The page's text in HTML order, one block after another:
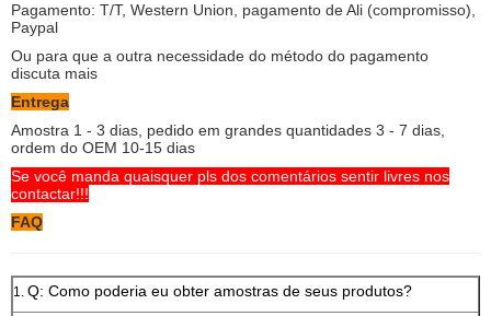
Pagamento: T/T, Western Union, pagamento de Ali (compromisso),
Paypal
Ou para que a outra necessidade do método do pagamento
discuta mais
Entrega
Amostra 1 - 3 dias, pedido em grandes quantidades 3 - 7 dias,
ordem do OEM 10-15 dias
Se você manda quaisquer pls dos comentários sentir livres nos
contactar!!!
FAQ
1. Q: Como poderia eu obter amostras de seus produtos?